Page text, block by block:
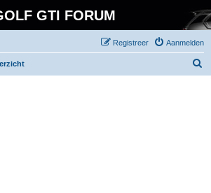
GTI FORUM
Aanmelden
Registreer